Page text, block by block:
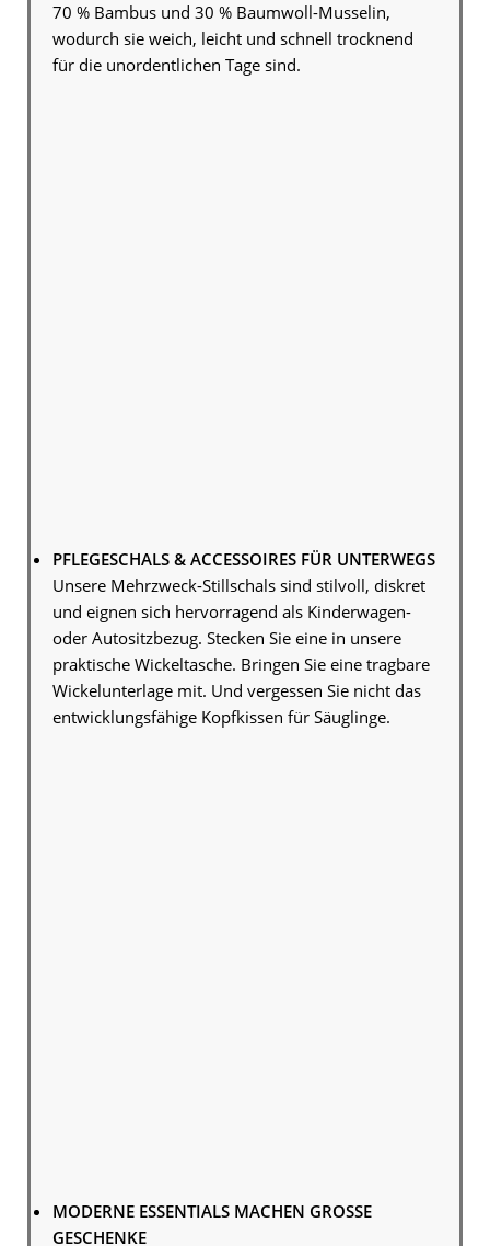
70 % Bambus und 30 % Baumwoll-Musselin,
wodurch sie weich, leicht und schnell trocknend
für die unordentlichen Tage sind.
PFLEGESCHALS & ACCESSOIRES FÜR UNTERWEGS
Unsere Mehrzweck-Stillschals sind stilvoll, diskret
und eignen sich hervorragend als Kinderwagen-
oder Autositzbezug. Stecken Sie eine in unsere
praktische Wickeltasche. Bringen Sie eine tragbare
Wickelunterlage mit. Und vergessen Sie nicht das
entwicklungsfähige Kopfkissen für Säuglinge.
MODERNE ESSENTIALS MACHEN GROSSE
GESCHENKE